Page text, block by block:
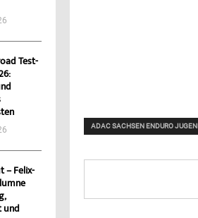
ADAC SACHSEN ENDURO
Test-
– Felix-
und